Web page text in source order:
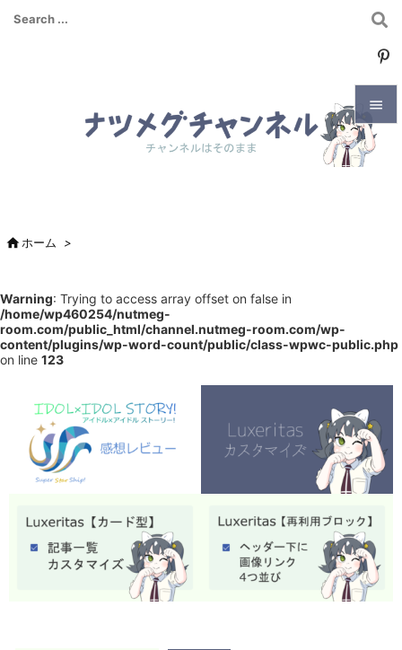


メニュ
検索
ホーム >
Warning: Trying to access array offset on false in
/home/wp460254/nutmeg-
room.com/public_html/channel.nutmeg-room.com/wp-
content/plugins/wp-word-count/public/class-wpwc-public.php
on line 123